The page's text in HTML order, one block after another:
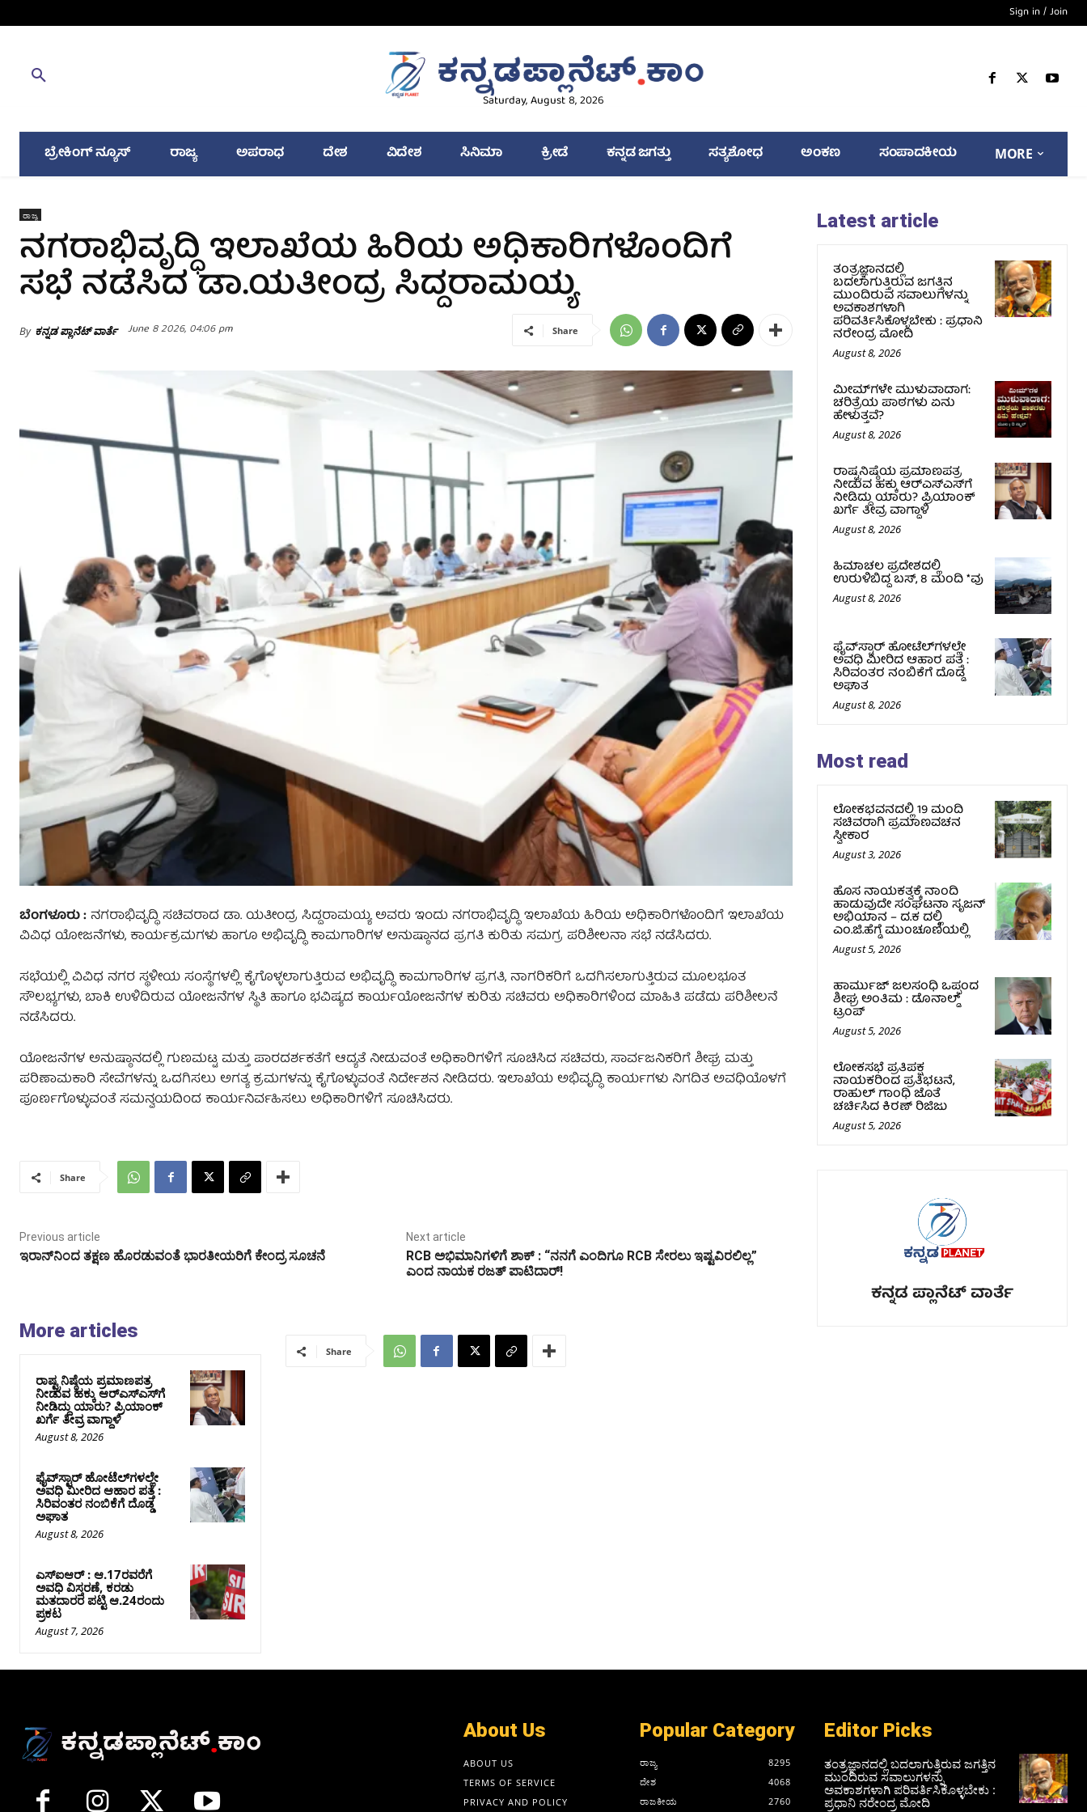
Sign in / Join
Saturday, August 8, 2026
ಬ್ರೇಕಿಂಗ್ ನ್ಯೂಸ್ ರಾಜ್ಯ ಅಪರಾಧ ದೇಶ ವಿದೇಶ ಸಿನಿಮಾ ಕ್ರೀಡೆ ಕನ್ನಡ ಜಗತ್ತು ಸತ್ಯಶೋಧ ಅಂಕಣ ಸಂಪಾದಕೀಯ MORE
ರಾಜ್ಯ
ನಗರಾಭಿವೃದ್ಧಿ ಇಲಾಖೆಯ ಹಿರಿಯ ಅಧಿಕಾರಿಗಳೊಂದಿಗೆ
ಸಭೆ ನಡೆಸಿದ ಡಾ.ಯತೀಂದ್ರ ಸಿದ್ದರಾಮಯ್ಯ
By ಕನ್ನಡ ಪ್ಲಾನೆಟ್ ವಾರ್ತೆ June 8 2026, 04:06 pm Share
ಬೆಂಗಳೂರು :ನಗರಾಭಿವೃದ್ಧಿ ಸಚಿವರಾದ ಡಾ. ಯತೀಂದ್ರ ಸಿದ್ದರಾಮಯ್ಯ ಅವರು ಇಂದು ನಗರಾಭಿವೃದ್ಧಿ ಇಲಾಖೆಯ ಹಿರಿಯ ಅಧಿಕಾರಿಗಳೊಂದಿಗೆ ಇಲಾಖೆಯ
ವಿವಿಧ ಯೋಜನೆಗಳು, ಕಾರ್ಯಕ್ರಮಗಳು ಹಾಗೂ ಅಭಿವೃದ್ಧಿ ಕಾಮಗಾರಿಗಳ ಅನುಷ್ಠಾನದ ಪ್ರಗತಿ ಕುರಿತು ಸಮಗ್ರ ಪರಿಶೀಲನಾ ಸಭೆ ನಡೆಸಿದರು.
ಸಭೆಯಲ್ಲಿ ವಿವಿಧ ನಗರ ಸ್ಥಳೀಯ ಸಂಸ್ಥೆಗಳಲ್ಲಿ ಕೈಗೊಳ್ಳಲಾಗುತ್ತಿರುವ ಅಭಿವೃದ್ಧಿ ಕಾಮಗಾರಿಗಳ ಪ್ರಗತಿ, ನಾಗರಿಕರಿಗೆ ಒದಗಿಸಲಾಗುತ್ತಿರುವ ಮೂಲಭೂತ
ಸೌಲಭ್ಯಗಳು, ಬಾಕಿ ಉಳಿದಿರುವ ಯೋಜನೆಗಳ ಸ್ಥಿತಿ ಹಾಗೂ ಭವಿಷ್ಯದ ಕಾರ್ಯಯೋಜನೆಗಳ ಕುರಿತು ಸಚಿವರು ಅಧಿಕಾರಿಗಳಿಂದ ಮಾಹಿತಿ ಪಡೆದು ಪರಿಶೀಲನೆ
ನಡೆಸಿದರು.
ಯೋಜನೆಗಳ ಅನುಷ್ಠಾನದಲ್ಲಿ ಗುಣಮಟ್ಟ ಮತ್ತು ಪಾರದರ್ಶಕತೆಗೆ ಆದ್ಯತೆ ನೀಡುವಂತೆ ಅಧಿಕಾರಿಗಳಿಗೆ ಸೂಚಿಸಿದ ಸಚಿವರು, ಸಾರ್ವಜನಿಕರಿಗೆ ಶೀಘ್ರ ಮತ್ತು
ಪರಿಣಾಮಕಾರಿ ಸೇವೆಗಳನ್ನು ಒದಗಿಸಲು ಅಗತ್ಯ ಕ್ರಮಗಳನ್ನು ಕೈಗೊಳ್ಳುವಂತೆ ನಿರ್ದೇಶನ ನೀಡಿದರು. ಇಲಾಖೆಯ ಅಭಿವೃದ್ಧಿ ಕಾರ್ಯಗಳು ನಿಗದಿತ ಅವಧಿಯೊಳಗೆ
ಪೂರ್ಣಗೊಳ್ಳುವಂತೆ ಸಮನ್ವಯದಿಂದ ಕಾರ್ಯನಿರ್ವಹಿಸಲು ಅಧಿಕಾರಿಗಳಿಗೆ ಸೂಚಿಸಿದರು.
Share
Previous article
ಇರಾನ್‌ನಿಂದ ತಕ್ಷಣ ಹೊರಡುವಂತೆ ಭಾರತೀಯರಿಗೆ ಕೇಂದ್ರ ಸೂಚನೆ
Next article
RCB ಅಭಿಮಾನಿಗಳಿಗೆ ಶಾಕ್ : “ನನಗೆ ಎಂದಿಗೂ RCB ಸೇರಲು ಇಷ್ಟವಿರಲಿಲ್ಲ”
ಎಂದ ನಾಯಕ ರಜತ್ ಪಾಟಿದಾರ್!
More articles
ರಾಷ್ಟ್ರನಿಷ್ಠೆಯ ಪ್ರಮಾಣಪತ್ರ
ನೀಡುವ ಹಕ್ಕು ಆರ್‌ಎಸ್‌ಎಸ್‌ಗೆ
ನೀಡಿದ್ದು ಯಾರು? ಪ್ರಿಯಾಂಕ್
ಖರ್ಗೆ ತೀವ್ರ ವಾಗ್ದಾಳಿ
August 8, 2026
ಫೈವ್‌ಸ್ಟಾರ್ ಹೋಟೆಲ್‌ಗಳಲ್ಲೇ
ಅವಧಿ ಮೀರಿದ ಆಹಾರ ಪತ್ತೆ :
ಸಿರಿವಂತರ ನಂಬಿಕೆಗೆ ದೊಡ್ಡ
ಅಘಾತ
August 8, 2026
ಎಸ್‌ಐಆರ್‌ : ಆ.17ರವರೆಗೆ
ಅವಧಿ ವಿಸ್ತರಣೆ, ಕರಡು
ಮತದಾರರ ಪಟ್ಟಿ ಆ.24ರಂದು
ಪ್ರಕಟ
August 7, 2026
Share
Latest article
ತಂತ್ರಜ್ಞಾನದಲ್ಲಿ
ಬದಲಾಗುತ್ತಿರುವ ಜಗತ್ತಿನ
ಮುಂದಿರುವ ಸವಾಲುಗಳನ್ನು
ಅವಕಾಶಗಳಾಗಿ
ಪರಿವರ್ತಿಸಿಕೊಳ್ಳಬೇಕು : ಪ್ರಧಾನಿ
ನರೇಂದ್ರ ಮೋದಿ
August 8, 2026
ಮೀಮ್‌ಗಳೇ ಮುಳುವಾದಾಗ:
ಚರಿತ್ರೆಯ ಪಾಠಗಳು ಏನು
ಹೇಳುತ್ತವೆ?
August 8, 2026
ರಾಷ್ಟ್ರನಿಷ್ಠೆಯ ಪ್ರಮಾಣಪತ್ರ
ನೀಡುವ ಹಕ್ಕು ಆರ್‌ಎಸ್‌ಎಸ್‌ಗೆ
ನೀಡಿದ್ದು ಯಾರು? ಪ್ರಿಯಾಂಕ್
ಖರ್ಗೆ ತೀವ್ರ ವಾಗ್ದಾಳಿ
August 8, 2026
ಹಿಮಾಚಲ ಪ್ರದೇಶದಲ್ಲಿ
ಉರುಳಿಬಿದ್ದ ಬಸ್‌, 8 ಮಂದಿ *ವು
August 8, 2026
ಫೈವ್‌ಸ್ಟಾರ್ ಹೋಟೆಲ್‌ಗಳಲ್ಲೇ
ಅವಧಿ ಮೀರಿದ ಆಹಾರ ಪತ್ತೆ :
ಸಿರಿವಂತರ ನಂಬಿಕೆಗೆ ದೊಡ್ಡ
ಅಘಾತ
August 8, 2026
Most read
ಲೋಕಭವನದಲ್ಲಿ 19 ಮಂದಿ
ಸಚಿವರಾಗಿ ಪ್ರಮಾಣವಚನ
ಸ್ವೀಕಾರ
August 3, 2026
ಹೊಸ ನಾಯಕತ್ವಕ್ಕೆ ನಾಂದಿ
ಹಾಡುವುದೇ ಸಂಘಟನಾ ಸೃಜನ್
ಅಭಿಯಾನ – ದ.ಕ ದಲ್ಲಿ
ಎಂ.ಜಿ.ಹೆಗ್ಡೆ ಮುಂಚೂಣಿಯಲ್ಲಿ
August 5, 2026
ಹಾರ್ಮುಜ್‌ ಜಲಸಂಧಿ ಒಪ್ಪಂದ
ಶೀಘ್ರ ಅಂತಿಮ : ಡೊನಾಲ್ಡ್‌
ಟ್ರಂಪ್‌
August 5, 2026
ಲೋಕಸಭೆ ಪ್ರತಿಪಕ್ಷ
ನಾಯಕರಿಂದ ಪ್ರತಿಭಟನೆ,
ರಾಹುಲ್‌ ಗಾಂಧಿ ಜೊತೆ
ಚರ್ಚಿಸಿದ ಕಿರಣ್‌ ರಿಜಿಜು
August 5, 2026
ಕನ್ನಡ ಪ್ಲಾನೆಟ್ ವಾರ್ತೆ
About Us
ABOUT US
TERMS OF SERVICE
PRIVACY AND POLICY
Popular Category
ರಾಜ್ಯ
8295
ದೇಶ
4068
ರಾಜಕೀಯ
2760
Editor Picks
ತಂತ್ರಜ್ಞಾನದಲ್ಲಿ ಬದಲಾಗುತ್ತಿರುವ ಜಗತ್ತಿನ
ಮುಂದಿರುವ ಸವಾಲುಗಳನ್ನು
ಅವಕಾಶಗಳಾಗಿ ಪರಿವರ್ತಿಸಿಕೊಳ್ಳಬೇಕು :
ಪ್ರಧಾನಿ ನರೇಂದ್ರ ಮೋದಿ